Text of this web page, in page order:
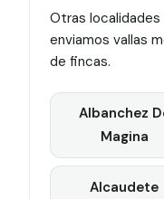
Otras
enviamos vallas
de fincas.
Albanchez
Magina
Alcaudete